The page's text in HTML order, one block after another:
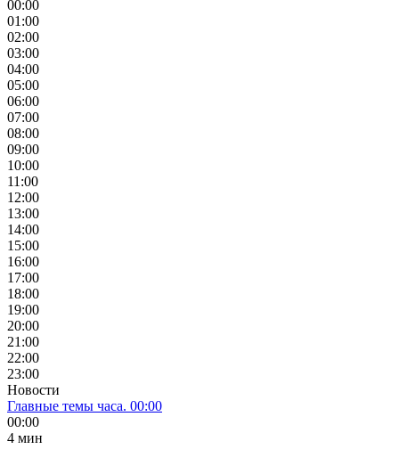
00:00
01:00
02:00
03:00
04:00
05:00
06:00
07:00
08:00
09:00
10:00
11:00
12:00
13:00
14:00
15:00
16:00
17:00
18:00
19:00
20:00
21:00
22:00
23:00
Новости
Главные темы часа. 00:00
00:00
4 мин